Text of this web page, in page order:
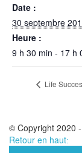
Date :
30 septembre
Heure :
9 h 30 min - 17 h
Life
© Copyright 2020
Retour en haut